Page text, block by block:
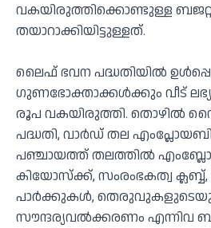
വകയിരുത്തിക്കൊണ്ടുള്ള
തയാറാക്കിയിട്ടുള്ളത്.
ലൈഫ് ഭവന പദ്ധതിയിൽ
ഗുണഭോക്താക്കൾക്കും വീട്
രൂപ വകയിരുത്തി. തൊഴിൽ
പദ്ധതി, വാർഡ് തല
പഞ്ചായത്ത് തലത്തിൽ
കിയോസ്ക്ക്, സംരംഭകത്വ ക്ലബ്ബ്,
പാർക്കുകൾ,
സൗന്ദര്യവൽക്കരണം എന്നിവ